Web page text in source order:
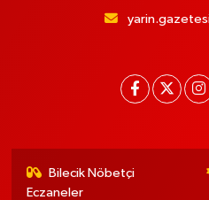
Bilecik Nöbetçi
Eczaneler